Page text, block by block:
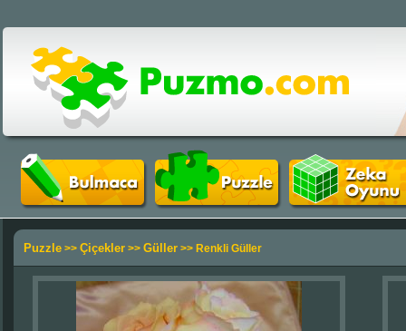
Puzzle >> Çiçekler >> Güller >> Renkli Güller